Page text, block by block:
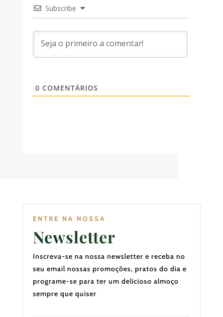
Subscribe
0 COMENTÁRIOS
ENTRE NA NOSSA
Newsletter
Inscreva-se na nossa newsletter e receba no
seu email nossas promoções, pratos do dia e
programe-se para ter um delicioso almoço
sempre que quiser